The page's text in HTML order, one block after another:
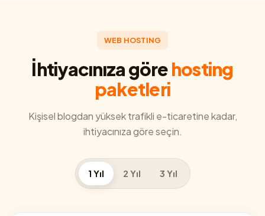
WEB HOSTING
İhtiyacınıza görehosting
paketleri
Kişisel blogdan yüksek trafikli e-ticaretine kadar,
ihtiyacınıza göre seçin.
1 Yıl 2 Yıl 3 Yıl